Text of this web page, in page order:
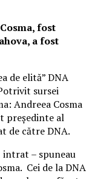
fost
a fost
de elită” DNA
sursei
Andreea Cosma
preşedinte al
de către DNA.
intrat – spuneau
Cei de la DNA